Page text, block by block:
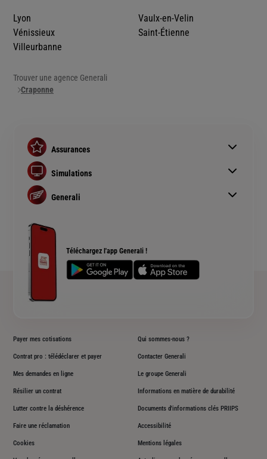
Lyon
Vénissieux
Villeurbanne
Vaulx-en-Velin
Saint-Étienne
Trouver une agence Generali
Craponne
Téléchargez l'app Generali !
Assurances
Assurance auto
Assurance habitation
Assurance prêt immobilier
Complémentaire santé senior
Simulations
Simulation assurance auto
Devis assurance habitation
Devis assurance chien ou chat
Generali
Rendements fonds euros Generali
Accessibilité sourds et malentendants
Plan du site
Payer mes cotisations
Contrat pro : télédéclarer et payer
Mes demandes en ligne
Résilier un contrat
Lutter contre la déshérence
Faire une réclamation
Qui sommes-nous ?
Contacter Generali
Le groupe Generali
Informations en matière de durabilité
Documents d'informations clés PRIIPS
Accessibilité
Cookies Mentions légales